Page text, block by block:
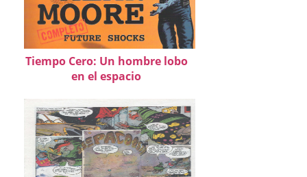
Tiempo Cero: Un hombre lobo
en el espacio